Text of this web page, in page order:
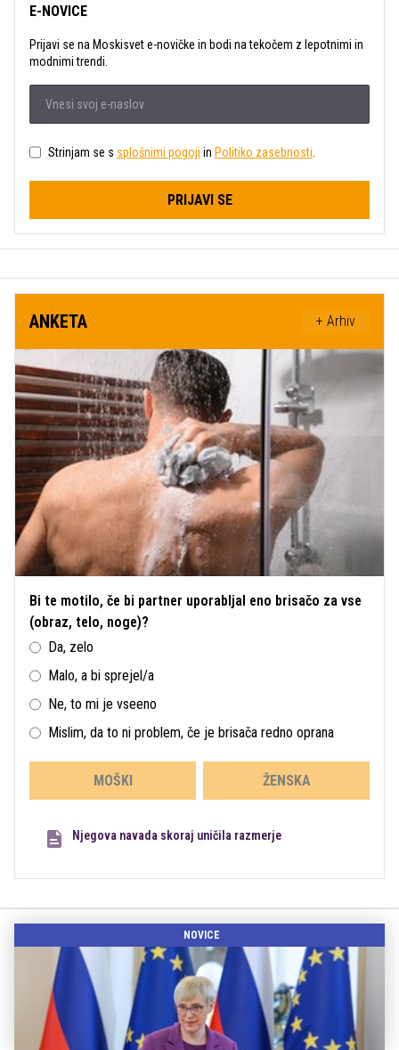
E-NOVICE
Prijavi se na Moskisvet e-novičke in bodi na tekočem z lepotnimi in
modnimi trendi.
Strinjam se s splošnimi pogoji in Politiko zasebnosti
PRIJAVI SE
ANKETA + Arhiv
Bi te motilo, če bi partner uporabljal eno brisačo za vse
(obraz, telo, noge)?
Da, zelo
Malo, a bi sprejel/a
Ne, to mi je vseeno
Mislim, da to ni problem, če je brisača redno oprana
MOŠKI ŽENSKA
Njegova navada skoraj uničila razmerje
NOVICE